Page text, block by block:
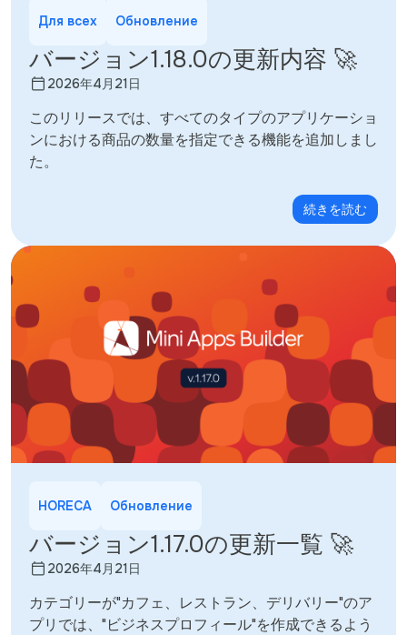
Для всех Обновление
バージョン1.18.0の更新内容 🚀
2026年4月21日
このリリースでは、すべてのタイプのアプリケーショ
ンにおける商品の数量を指定できる機能を追加しまし
た。
続きを読む
HORECA Обновление
バージョン1.17.0の更新一覧 🚀
2026年4月21日
カテゴリーが"カフェ、レストラン、デリバリー"のア
プリでは、"ビジネスプロフィール"を作成できるよう